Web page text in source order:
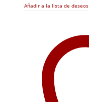
Añadir a la lista de deseos